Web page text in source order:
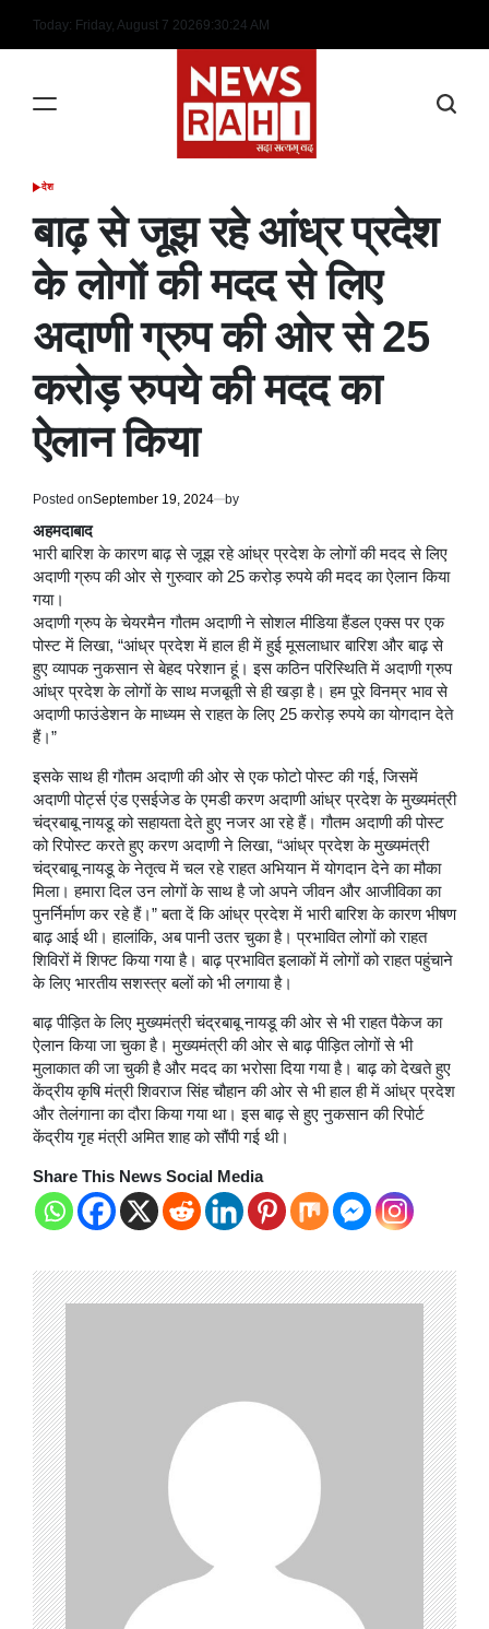
Today: Friday, August 7 20269:30:25 AM
POSTED
देश
बाढ़ से जूझ रहे आंध्र प्रदेश
के लोगों की मदद से लिए
अदाणी ग्रुप की ओर से 25
करोड़ रुपये की मदद का
ऐलान किया
Posted onSeptember 19, 2024 by
अहमदाबाद
भारी बारिश के कारण बाढ़ से जूझ रहे आंध्र प्रदेश के लोगों की मदद से लिए
अदाणी ग्रुप की ओर से गुरुवार को 25 करोड़ रुपये की मदद का ऐलान किया
गया।
अदाणी ग्रुप के चेयरमैन गौतम अदाणी ने सोशल मीडिया हैंडल एक्स पर एक
पोस्ट में लिखा, “आंध्र प्रदेश में हाल ही में हुई मूसलाधार बारिश और बाढ़ से
हुए व्यापक नुकसान से बेहद परेशान हूं। इस कठिन परिस्थिति में अदाणी ग्रुप
आंध्र प्रदेश के लोगों के साथ मजबूती से ही खड़ा है। हम पूरे विनम्र भाव से
अदाणी फाउंडेशन के माध्यम से राहत के लिए 25 करोड़ रुपये का योगदान देते
हैं।”
इसके साथ ही गौतम अदाणी की ओर से एक फोटो पोस्ट की गई, जिसमें
अदाणी पोर्ट्स एंड एसईजेड के एमडी करण अदाणी आंध्र प्रदेश के मुख्यमंत्री
चंद्रबाबू नायडू को सहायता देते हुए नजर आ रहे हैं। गौतम अदाणी की पोस्ट
को रिपोस्ट करते हुए करण अदाणी ने लिखा, “आंध्र प्रदेश के मुख्यमंत्री
चंद्रबाबू नायडू के नेतृत्व में चल रहे राहत अभियान में योगदान देने का मौका
मिला। हमारा दिल उन लोगों के साथ है जो अपने जीवन और आजीविका का
पुनर्निर्माण कर रहे हैं।” बता दें कि आंध्र प्रदेश में भारी बारिश के कारण भीषण
बाढ़ आई थी। हालांकि, अब पानी उतर चुका है। प्रभावित लोगों को राहत
शिविरों में शिफ्ट किया गया है। बाढ़ प्रभावित इलाकों में लोगों को राहत पहुंचाने
के लिए भारतीय सशस्त्र बलों को भी लगाया है।
बाढ़ पीड़ित के लिए मुख्यमंत्री चंद्रबाबू नायडू की ओर से भी राहत पैकेज का
ऐलान किया जा चुका है। मुख्यमंत्री की ओर से बाढ़ पीड़ित लोगों से भी
मुलाकात की जा चुकी है और मदद का भरोसा दिया गया है। बाढ़ को देखते हुए
केंद्रीय कृषि मंत्री शिवराज सिंह चौहान की ओर से भी हाल ही में आंध्र प्रदेश
और तेलंगाना का दौरा किया गया था। इस बाढ़ से हुए नुकसान की रिपोर्ट
केंद्रीय गृह मंत्री अमित शाह को सौंपी गई थी।
Share This News Social Media